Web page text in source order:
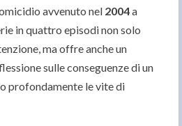
avvenuto nel 2004a
in quattro episodi non solo
ma offre anche un
sulle conseguenze di un
profondamente le vite di